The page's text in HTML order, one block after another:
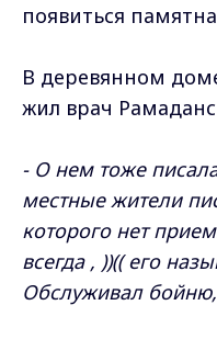
появиться
В деревянном
жил врач
- О нем тоже
местные жители
которого нет
всегда , ))(( его
Обслуживал